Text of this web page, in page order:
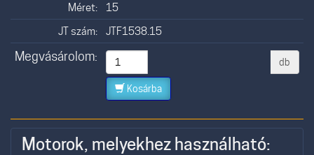
Méret:
15
JT szám:
JTF1538.15
Megvásárolom: db
Kosárba
Motorok, melyekhez használható: